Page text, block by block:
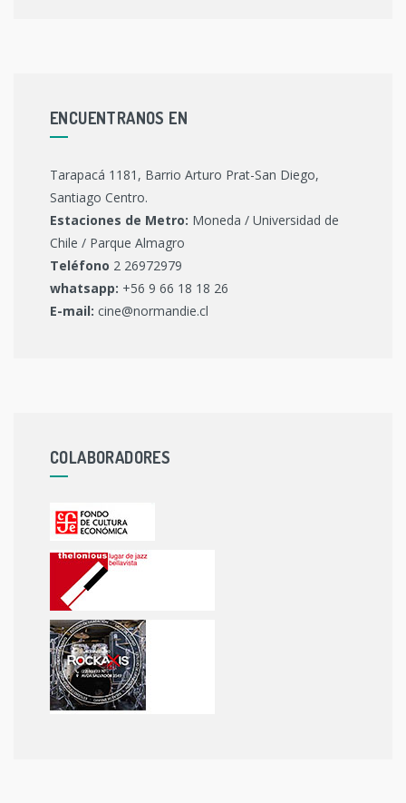
ENCUENTRANOS EN
Tarapacá 1181, Barrio Arturo Prat-San Diego,
Santiago Centro.
Estaciones de Metro: Moneda / Universidad de
Chile / Parque Almagro
Teléfono 2 26972979
whatsapp: +56 9 66 18 18 26
E-mail: cine@normandie.cl
COLABORADORES